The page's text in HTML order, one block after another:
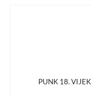
PUNK 18.